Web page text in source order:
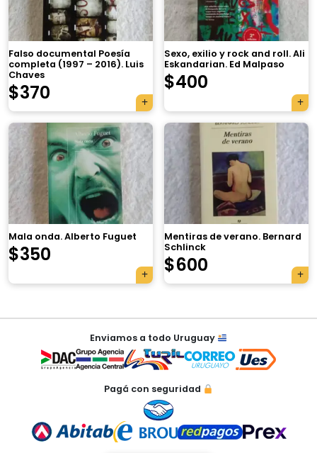
Falso documental Poesía
completa (1997 – 2016). Luis
Chaves
$370
Sexo, exilio y rock and roll. Ali
Eskandarian. Ed Malpaso
$400
Mala onda. Alberto Fuguet
$350
Mentiras de verano. Bernard
Schlinck
$600
Navegación
entradas
Enviamos a todo Uruguay
Pagá con seguridad
×
Tu carrito está vacío.
automáticamente.